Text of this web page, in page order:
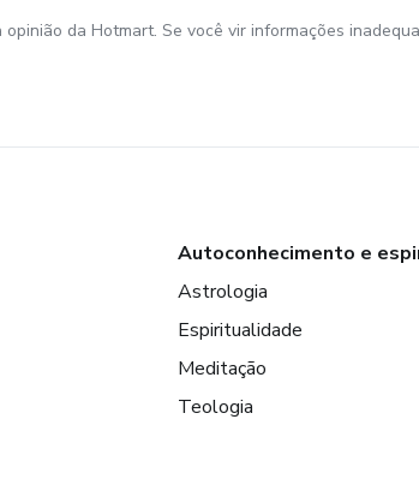
da Hotmart. Se você vir informações
Autoconhecimento e
Astrologia
Espiritualidade
Meditação
Teologia